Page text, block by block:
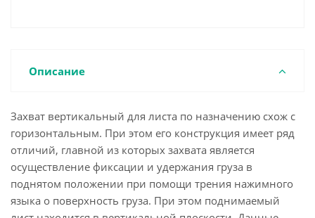
Описание
Захват вертикальный для листа по назначению схож с
горизонтальным. При этом его конструкция имеет ряд
отличий, главной из которых захвата является
осуществление фиксации и удержания груза в
поднятом положении при помощи трения нажимного
языка о поверхность груза. При этом поднимаемый